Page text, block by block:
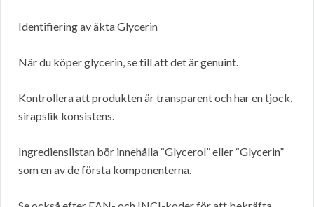
Identifiering av äkta Glycerin
När du köper glycerin, se till att det är genuint.
Kontrollera att produkten är transparent och har en tjock,
sirapslik konsistens.
Ingredienslistan bör innehålla “Glycerol” eller “Glycerin”
som en av de första komponenterna.